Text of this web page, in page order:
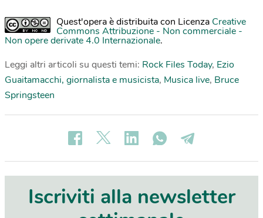
Quest'opera è distribuita con Licenza Creative
Commons Attribuzione - Non commerciale -
Non opere derivate 4.0 Internazionale.
Leggi altri articoli su questi temi: Rock Files Today, Ezio
Guaitamacchi, giornalista e musicista, Musica live, Bruce
Springsteen
Iscriviti alla newsletter